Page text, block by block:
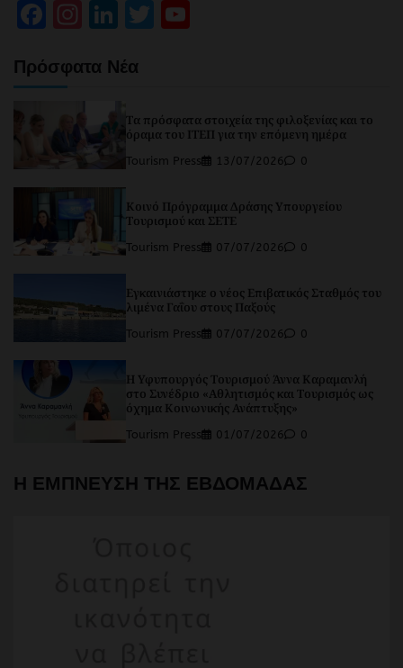
Facebook
Instagram
LinkedIn
Twitter
Πρόσφατα Νέα
Τα πρόσφατα στοιχεία της φιλοξενίας και το
όραμα του ΙΤΕΠ για την επόμενη ημέρα
Tourism Press 13/07/2026 0
Κοινό Πρόγραμμα Δράσης Υπουργείου
Τουρισμού και ΣΕΤΕ
Tourism Press 07/07/2026 0
Εγκαινιάστηκε ο νέος Επιβατικός Σταθμός του
λιμένα Γαΐου στους Παξούς
Tourism Press 07/07/2026 0
Η Υφυπουργός Τουρισμού Άννα Καραμανλή
στο Συνέδριο «Αθλητισμός και Τουρισμός ως
όχημα Κοινωνικής Ανάπτυξης»
Tourism Press 01/07/2026 0
Η ΕΜΠΝΕΥΣΗ ΤΗΣ ΕΒΔΟΜΑΔΑΣ